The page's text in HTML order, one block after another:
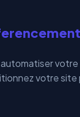
automatiser
votre